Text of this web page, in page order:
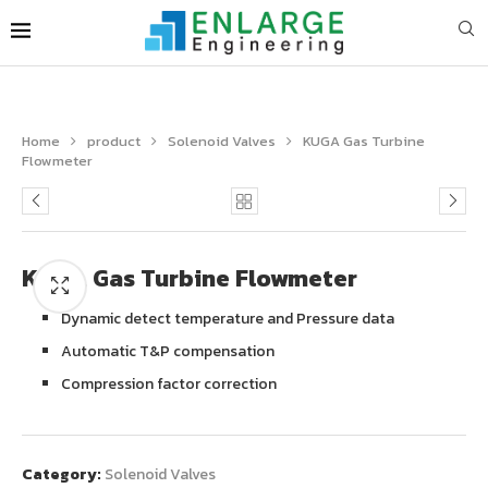
Home product Solenoid Valves
KUGA Gas Turbine
Flowmeter
KUGA Gas Turbine Flowmeter
Dynamic detect temperature and Pressure data
Automatic T&P compensation
Compression factor correction
Category: Solenoid Valves